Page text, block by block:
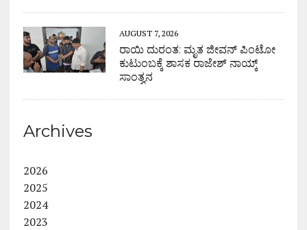
AUGUST 7, 2026
ರಾಯಿ ದುರಂತ: ಮೃತ ಜೀವನ್ ಪಿಂಟೋ
ಕುಟುಂಬಕ್ಕೆ ಶಾಸಕ ರಾಜೇಶ್ ನಾಯ್ಕ್
ಸಾಂತ್ವನ
Archives
2026
2025
2024
2023